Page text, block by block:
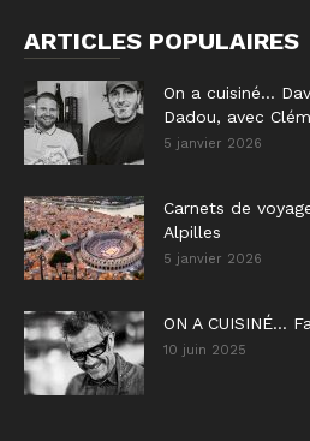
ARTICLES POPULAIRES
On a cuisiné…
Dadou, avec
5 janvier 2026
Carnets de
Alpilles
5 janvier 2026
ON A CUISINÉ…
10 juin 2025